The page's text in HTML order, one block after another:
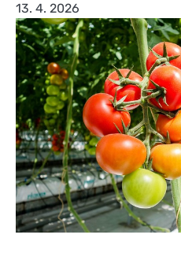
13. 4. 2026